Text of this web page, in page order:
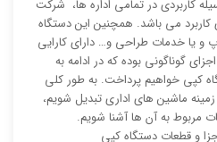
کاربردی در تمامی اداره ها، شرکت
کاربرد می باشد. همچنین این دستگاه
و یا خدمات طراحی و… دارای کارایی
گوناگونی بوده که در ادامه به
کپی خواهیم پرداخت. به طور کلی
زمینه ماشین های اداری تبدیل شویم،
مربوط به آن ها آشنا شویم.